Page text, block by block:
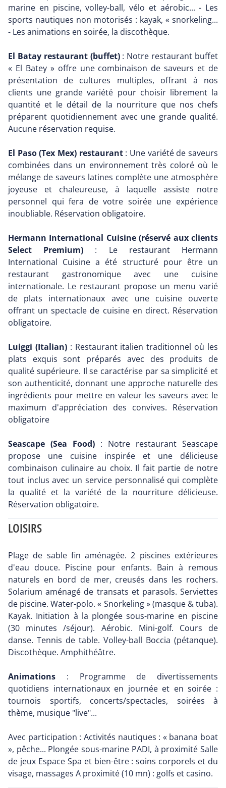
marine en piscine, volley-ball, vélo et aérobic... - Les
sports nautiques non motorisés : kayak, « snorkeling...
- Les animations en soirée, la discothèque.
El Batay restaurant (buffet): Notre restaurant buffet
« El Batey » offre une combinaison de saveurs et de
présentation de cultures multiples, offrant à nos
clients une grande variété pour choisir librement la
quantité et le détail de la nourriture que nos chefs
préparent quotidiennement avec une grande qualité.
Aucune réservation requise.
El Paso (Tex Mex) restaurant : Une variété de saveurs
combinées dans un environnement très coloré où le
mélange de saveurs latines complète une atmosphère
joyeuse et chaleureuse, à laquelle assiste notre
personnel qui fera de votre soirée une expérience
inoubliable. Réservation obligatoire.
Hermann International Cuisine (réservé aux clients
Select Premium) : Le restaurant Hermann
International Cuisine a été structuré pour être un
restaurant gastronomique avec une cuisine
internationale. Le restaurant propose un menu varié
de plats internationaux avec une cuisine ouverte
offrant un spectacle de cuisine en direct. Réservation
obligatoire.
Luiggi (Italian): Restaurant italien traditionnel où les
plats exquis sont préparés avec des produits de
qualité supérieure. Il se caractérise par sa simplicité et
son authenticité, donnant une approche naturelle des
ingrédients pour mettre en valeur les saveurs avec le
maximum d'appréciation des convives. Réservation
obligatoire
Seascape (Sea Food) : Notre restaurant Seascape
propose une cuisine inspirée et une délicieuse
combinaison culinaire au choix. Il fait partie de notre
tout inclus avec un service personnalisé qui complète
la qualité et la variété de la nourriture délicieuse.
Réservation obligatoire.
LOISIRS
Plage de sable fin aménagée. 2 piscines extérieures
d'eau douce. Piscine pour enfants. Bain à remous
naturels en bord de mer, creusés dans les rochers.
Solarium aménagé de transats et parasols. Serviettes
de piscine. Water-polo. « Snorkeling » (masque & tuba).
Kayak. Initiation à la plongée sous-marine en piscine
(30 minutes /séjour). Aérobic. Mini-golf. Cours de
danse. Tennis de table. Volley-ball Boccia (pétanque).
Discothèque. Amphithéâtre.
Animations : Programme de divertissements
quotidiens internationaux en journée et en soirée :
tournois sportifs, concerts/spectacles, soirées à
thème, musique "live"...
Avec participation : Activités nautiques : « banana boat
», pêche... Plongée sous-marine PADI, à proximité Salle
de jeux Espace Spa et bien-être : soins corporels et du
visage, massages A proximité (10 mn) : golfs et casino.